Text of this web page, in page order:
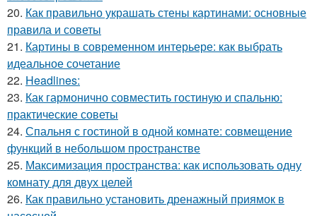
20. Как правильно украшать стены картинами: основные
правила и советы
21. Картины в современном интерьере: как выбрать
идеальное сочетание
22. Headlines:
23. Как гармонично совместить гостиную и спальню:
практические советы
24. Спальня с гостиной в одной комнате: совмещение
функций в небольшом пространстве
25. Максимизация пространства: как использовать одну
комнату для двух целей
26. Как правильно установить дренажный приямок в